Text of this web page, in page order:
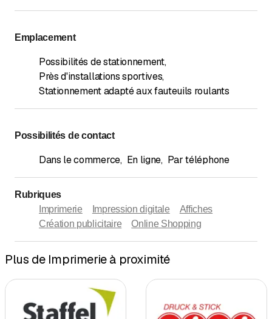
Emplacement
Possibilités de stationnement,
Près d'installations sportives,
Stationnement adapté aux fauteuils roulants
Possibilités de contact
Dans le commerce, En ligne, Par téléphone
Rubriques
Imprimerie
Impression digitale
Affiches
Création publicitaire
Online Shopping
Plus de Imprimerie à proximité